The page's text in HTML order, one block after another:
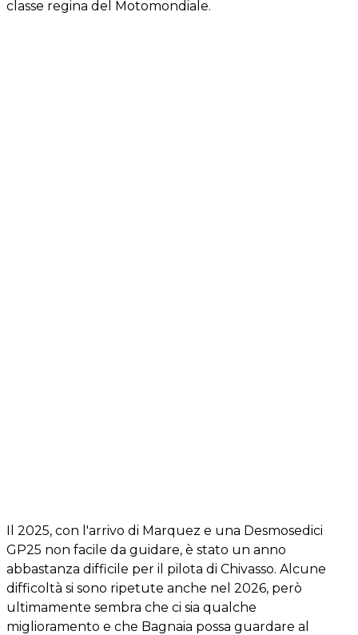
classe regina del Motomondiale.
Il 2025, con l'arrivo di Marquez e una Desmosedici
GP25 non facile da guidare, è stato un anno
abbastanza difficile per il pilota di Chivasso. Alcune
difficoltà si sono ripetute anche nel 2026, però
ultimamente sembra che ci sia qualche
miglioramento e che Bagnaia possa guardare al